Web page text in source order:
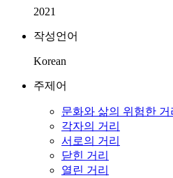
2021
작성언어
Korean
주제어
문화와 삶의 위험한 거
각자의 거리
서로의 거리
닫힌 거리
열린 거리